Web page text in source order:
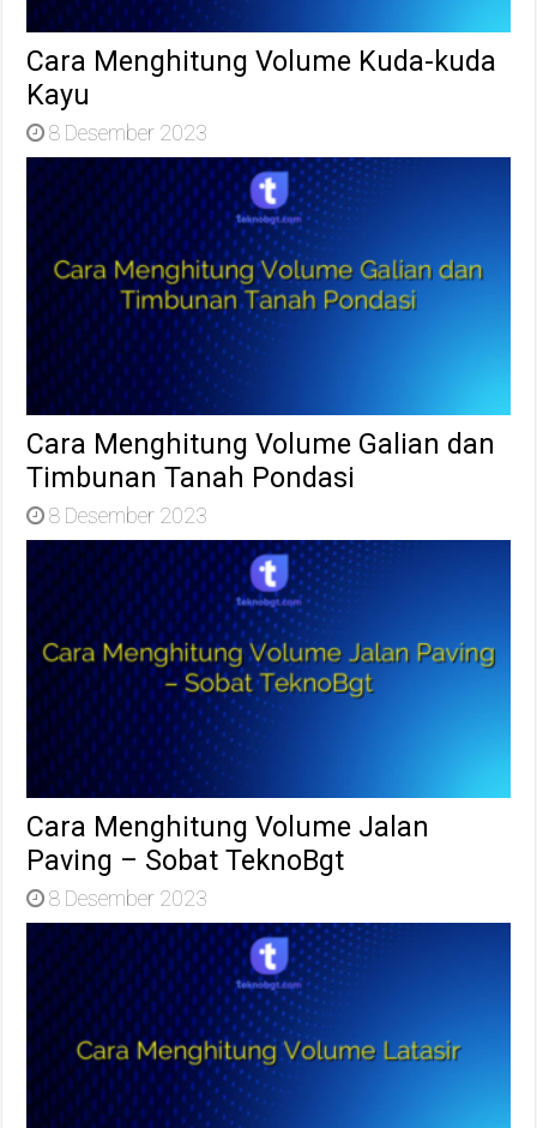
Cara Menghitung Volume Kuda-kuda
Kayu
8 Desember 2023
Cara Menghitung Volume Galian dan
Timbunan Tanah Pondasi
8 Desember 2023
Cara Menghitung Volume Jalan
Paving – Sobat TeknoBgt
8 Desember 2023